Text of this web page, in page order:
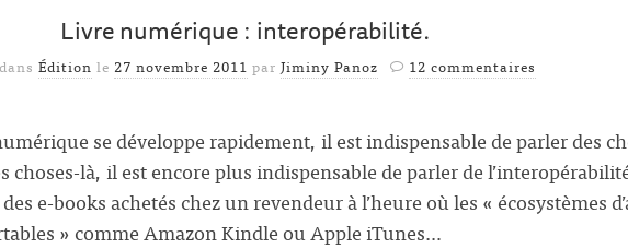
Livre numérique : interopérabilité.
Édition le 27 novembre 2011 par Jiminy Panoz 12 commentaires
se développe rapidement, il est indispensable de parler des
choses-là, il est encore plus indispensable de parler de
e-books achetés chez un revendeur à l’heure où les « écosystèmes
» comme Amazon Kindle ou Apple iTunes…